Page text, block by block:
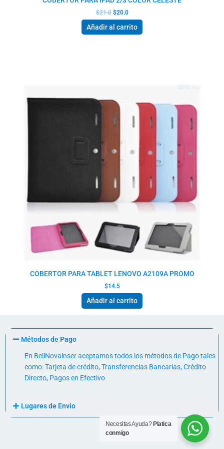
$21.0 $20.0
Añadir al carrito
COBERTOR PARA TABLET LENOVO A2109A PROMO
$14.5
Añadir al carrito
Métodos de Pago
En BellNovainser aceptamos todos los métodos de Pago tales
como: Tarjeta de crédito, Transferencias Bancarias, Crédito
Directo, Pagos en Efectivo
Lugares de Envio
Necesitas Ayuda? Platica
conmigo